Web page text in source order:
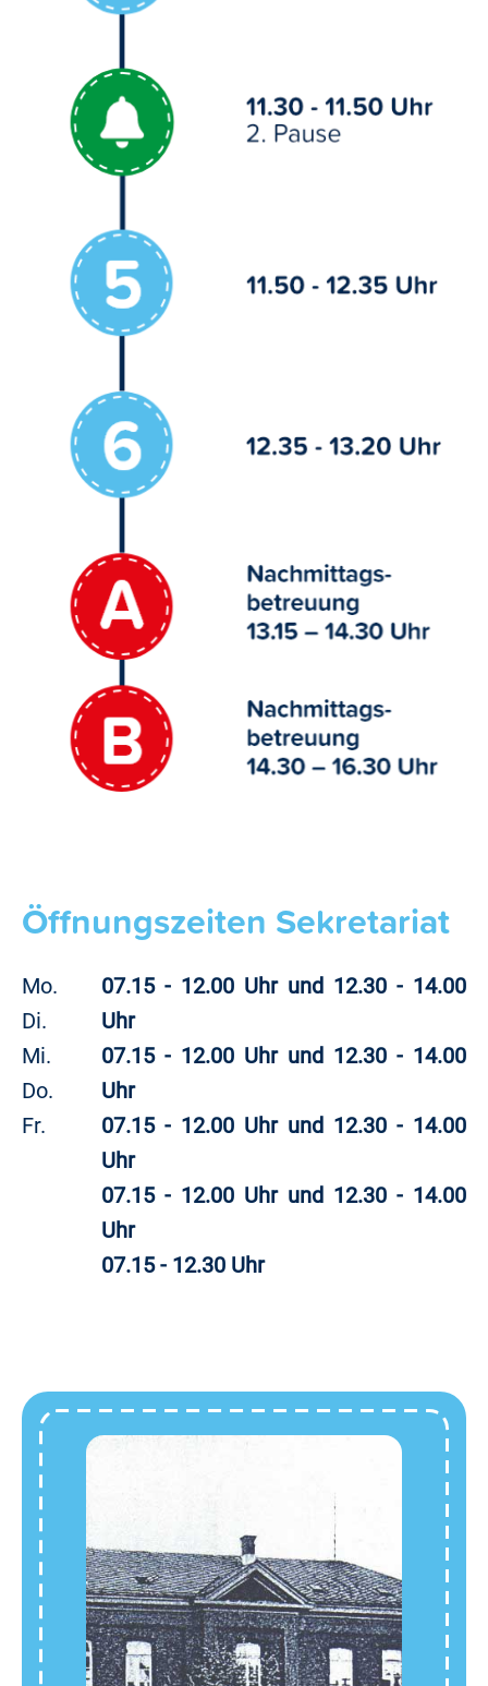
Öffnungszeiten Sekretariat
Mo.
Di.
Mi.
Do.
Fr.
07.15 - 12.00 Uhr und 12.30 - 14.00
Uhr
07.15 - 12.00 Uhr und 12.30 - 14.00
Uhr
07.15 - 12.00 Uhr und 12.30 - 14.00
Uhr
07.15 - 12.00 Uhr und 12.30 - 14.00
Uhr
07.15 - 12.30 Uhr